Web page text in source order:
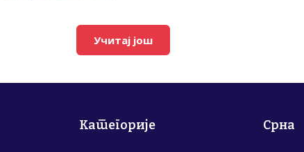
Учитај још
Категорије Срна